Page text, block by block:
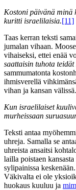
Kostoni päivänä minä
kuritti israelilaisia.[11]
Taas kerran teksti
jumalan vihaan.
vihaiseksi, ettei enää
saattaisin tuhota
sammumatonta
ihmisverellä
vihan ja kansan välissä.
Kun israelilaiset
murheissaan
Teksti antaa
uhreja. Samalla se
uhreista ansaitsi
lailla poistaen kansasta
sylipainissa
Väkivalta ei ole
huokaus kuuluu ja